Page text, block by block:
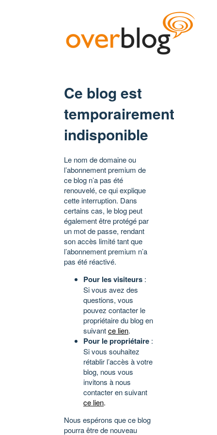
Ce blog est
temporairement
indisponible
Le nom de domaine ou
l’abonnement premium de
ce blog n’a pas été
renouvelé, ce qui explique
cette interruption. Dans
certains cas, le blog peut
également être protégé par
un mot de passe, rendant
son accès limité tant que
l’abonnement premium n’a
pas été réactivé.
Pour les visiteurs :
Si vous avez des
questions, vous
pouvez contacter le
propriétaire du blog en
suivantce lien.
Pour le propriétaire :
Si vous souhaitez
rétablir l’accès à votre
blog, nous vous
invitons à nous
contacter en suivant
ce lien.
Nous espérons que ce blog
pourra être de nouveau